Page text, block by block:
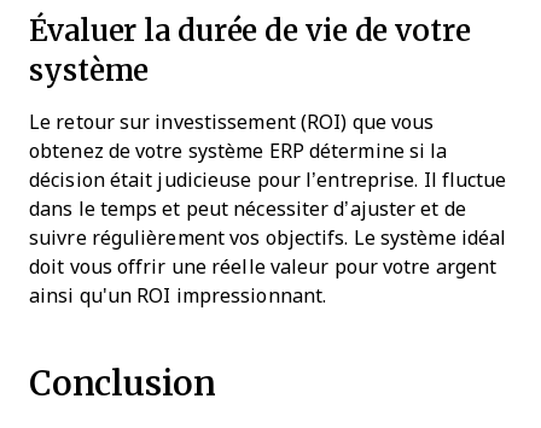
Évaluer la durée de vie de votre
système
Le retour sur investissement (ROI) que vous
obtenez de votre système ERP détermine si la
décision était judicieuse pour l’entreprise. Il fluctue
dans le temps et peut nécessiter d’ajuster et de
suivre régulièrement vos objectifs. Le système idéal
doit vous offrir une réelle valeur pour votre argent
ainsi qu'un ROI impressionnant.
Conclusion